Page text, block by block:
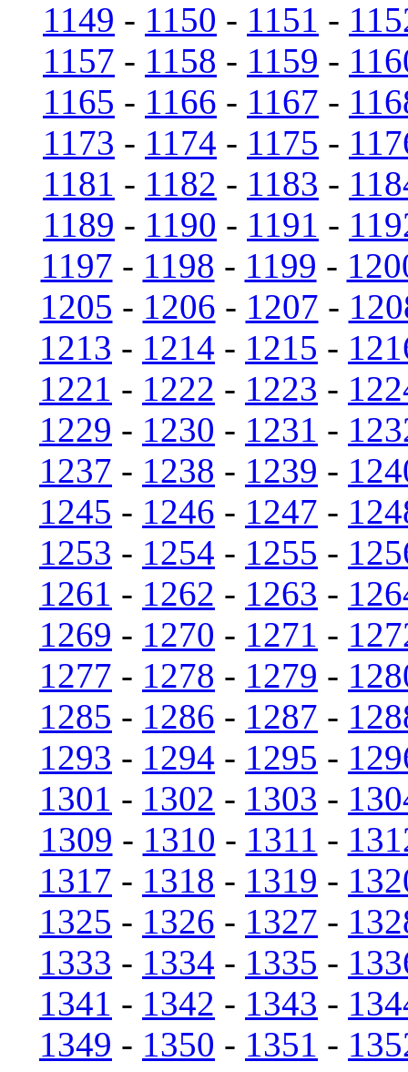
1149 - 1150 - 1151 -
1157 - 1158 - 1159 -
1165 - 1166 - 1167 -
1173 - 1174 - 1175 -
1181 - 1182 - 1183 -
1189 - 1190 - 1191 -
1197 - 1198 - 1199 -
1205 - 1206 - 1207 -
1213 - 1214 - 1215 -
1221 - 1222 - 1223 -
1229 - 1230 - 1231 -
1237 - 1238 - 1239 -
1245 - 1246 - 1247 -
1253 - 1254 - 1255 -
1261 - 1262 - 1263 -
1269 - 1270 - 1271 -
1277 - 1278 - 1279 -
1285 - 1286 - 1287 -
1293 - 1294 - 1295 -
1301 - 1302 - 1303 -
1309 - 1310 - 1311 -
1317 - 1318 - 1319 -
1325 - 1326 - 1327 -
1333 - 1334 - 1335 -
1341 - 1342 - 1343 -
1349 - 1350 - 1351 -